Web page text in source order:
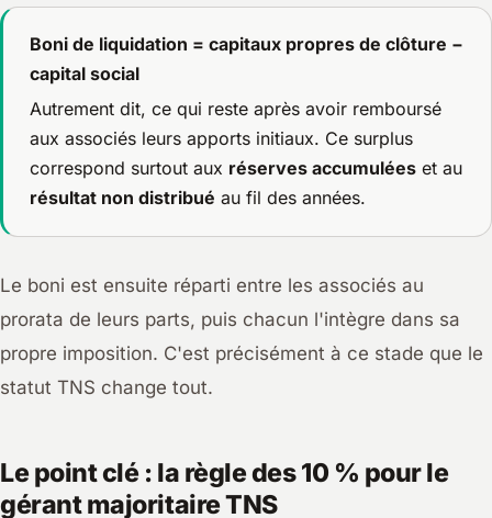
Boni de liquidation = capitaux propres de clôture −
capital social
Autrement dit, ce qui reste après avoir remboursé
aux associés leurs apports initiaux. Ce surplus
correspond surtout aux réserves accumulées et au
résultat non distribué au fil des années.
Le boni est ensuite réparti entre les associés au
prorata de leurs parts, puis chacun l'intègre dans sa
propre imposition. C'est précisément à ce stade que le
statut TNS change tout.
Le point clé : la règle des 10 % pour le
gérant majoritaire TNS